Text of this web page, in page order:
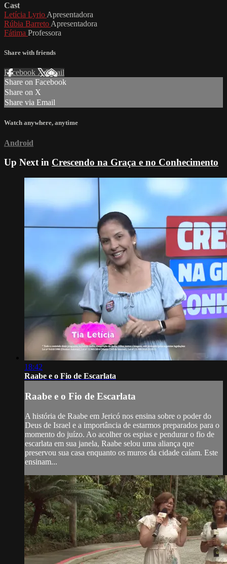
Cast
Letícia Lyrio Apresentadora
Rúbia Barreto Apresentadora
Fátima Professora
Share with friends
Facebook XEmail
Share on Facebook
Share on X
Share via Email
Watch anywhere, anytime
Android
Up Next in Crescendo na Graça e no Conhecimento
18:42
Raabe e o Fio de Escarlata
Raabe e o Fio de Escarlata
A história de Raabe em Jericó nos ensina sobre o poder do
Deus de Israel e a importância de estarmos preparados para o
momento do juízo. Ao acolher os espias e pendurar o fio de
escarlata em sua janela, Raabe selou uma aliança que
preservou sua casa enquanto os muros da cidade caíam. Este
ensinam...